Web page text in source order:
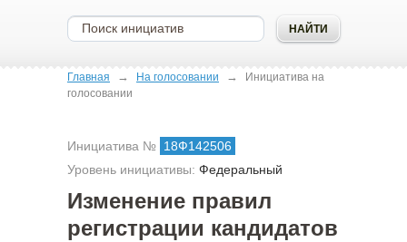
Главная → На голосовании →
Инициатива на
голосовании
Инициатива № 18Ф142506
Уровень инициативы: Федеральный
Изменение правил
регистрации кандидатов